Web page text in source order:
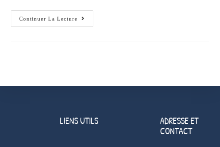
Continuer La Lecture
LIENS UTILS
ADRESSE ET
CONTACT